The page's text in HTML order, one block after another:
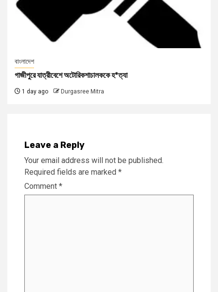
বাংলাদেশ
গাজীপুরে যাত্রীবেশে অটোরিকশাচালককে হ*ত্যা
1 day ago Durgasree Mitra
Leave a Reply
Your email address will not be published.
Required fields are marked *
Comment *